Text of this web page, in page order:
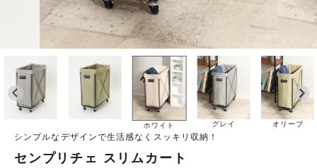
ホワイト グレイ オリーブ
シンプルなデザインで生活感なくスッキリ収納！
センプリチェ スリムカート